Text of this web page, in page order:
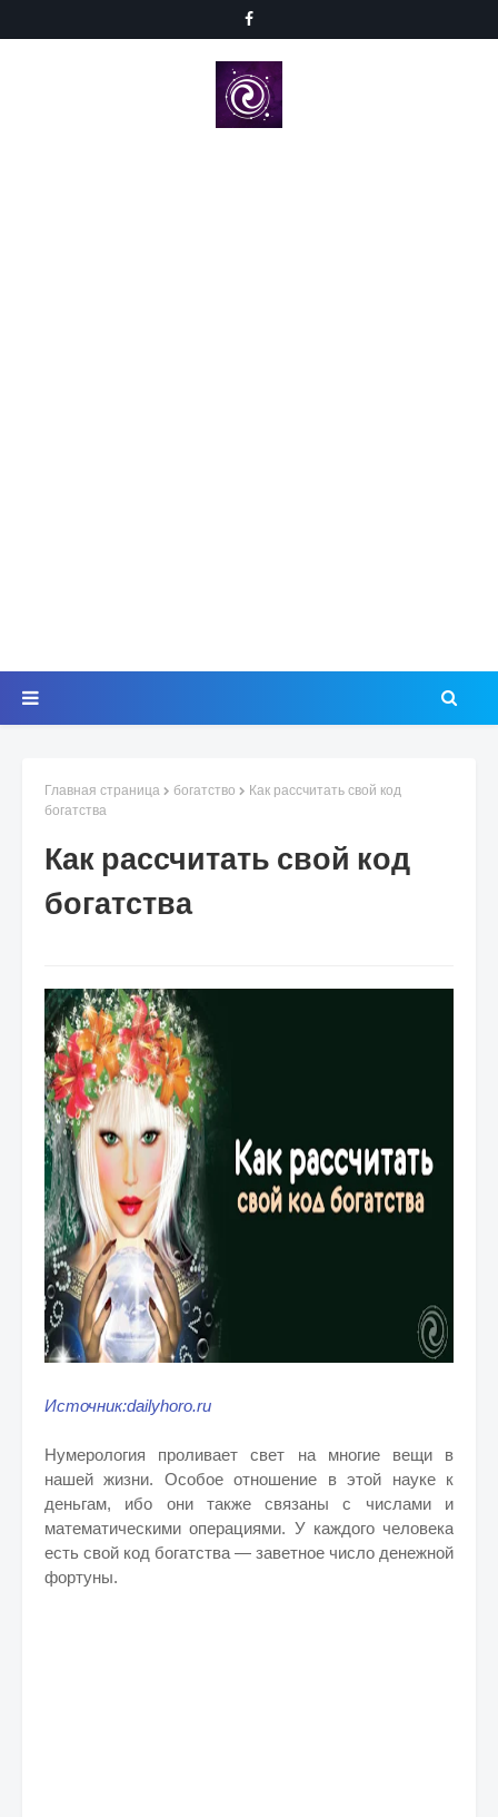
Главная страница богатство
Как рассчитать свой код
богатства
Как рассчитать свой код
богатства
Источник:dailyhoro.ru
Нумерология проливает свет на многие вещи в
нашей жизни. Особое отношение в этой науке к
деньгам, ибо они также связаны с числами и
математическими операциями. У каждого человека
есть свой код богатства — заветное число денежной
фортуны.